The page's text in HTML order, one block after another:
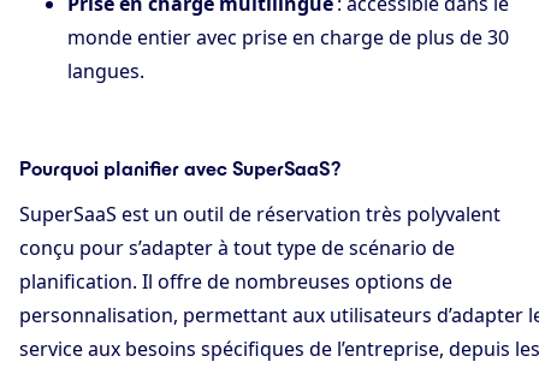
monde entier avec prise en charge de plus de 30
langues.
Pourquoi planifier avec SuperSaaS ?
SuperSaaS est un outil de réservation très polyvalent
conçu pour s’adapter à tout type de scénario de
planification. Il offre de nombreuses options de
personnalisation, permettant aux utilisateurs d’adapter
service aux besoins spécifiques de l’entreprise, depuis les